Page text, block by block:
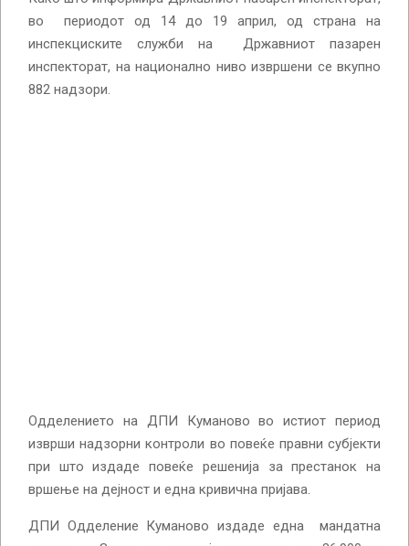
во периодот од 14 до 19 април, од страна на
инспекциските служби на Државниот пазарен
инспекторат, на национално ниво извршени се вкупно
882 надзори.
Одделението на ДПИ Куманово во истиот период
изврши надзорни контроли во повеќе правни субјекти
при што издаде повеќе решенија за престанок на
вршење на дејност и една кривична пријава.
ДПИ Одделение Куманово издаде една мандатна